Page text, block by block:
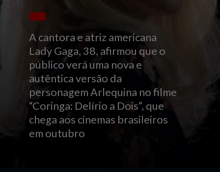
A cantora e atriz americana
Lady Gaga, 38, afirmou que o
público verá uma nova e
autêntica versão da
personagem Arlequina no filme
“Coringa: Delírio a Dois”, que
chega aos cinemas brasileiros
em outubro